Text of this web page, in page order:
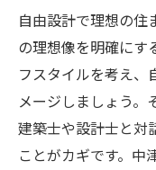
自由設計で理想の住
の理想像を明確にす
フスタイルを考え、
メージしましょう。
建築士や設計士と対
ことがカギです。中